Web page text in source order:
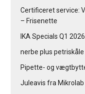
Certificeret service:
– Frisenette
IKA Specials Q1
nerbe plus
Pipette- og
Juleavis fra